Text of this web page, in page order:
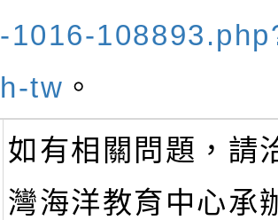
-1016-
h-tw 。
如有相關問題，請
灣海洋教育中心承